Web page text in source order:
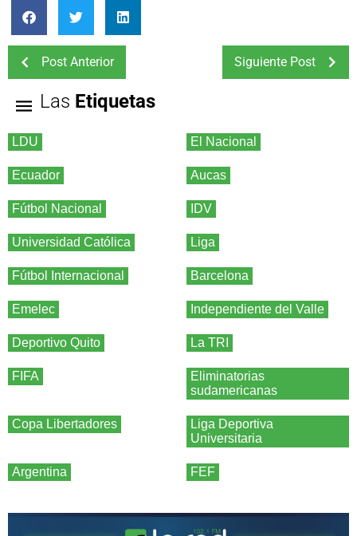
Post Anterior Siguiente Post
Las Etiquetas
LDU El Nacional
Ecuador Aucas
Fútbol Nacional IDV
Universidad Católica Liga
Fútbol Internacional Barcelona
Emelec Independiente del Valle
Deportivo Quito La TRI
FIFA
Eliminatorias
sudamericanas
Copa Libertadores
Liga Deportiva
Universitaria
Argentina FEF